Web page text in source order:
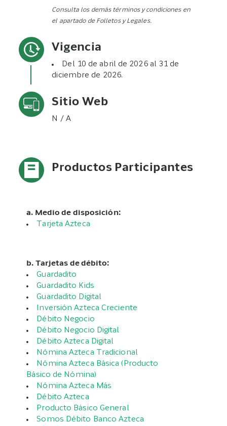
Consulta los demás términos y condiciones en
el apartado de Folletos y Legales.
Vigencia
Del 10 de abril de 2026 al 31 de
diciembre de 2026.
Sitio Web
N / A
Productos Participantes
a. Medio de disposición:
Tarjeta Azteca
b. Tarjetas de débito:
Guardadito
Guardadito Kids
Guardadito Digital
Inversión Azteca Creciente
Débito Negocio
Débito Negocio Digital
Débito Azteca Digital
Nómina Azteca Tradicional
Nómina Azteca Básica (Producto
Básico de Nómina)
Nómina Azteca Más
Débito Azteca
Producto Básico General
Somos Débito Banco Azteca